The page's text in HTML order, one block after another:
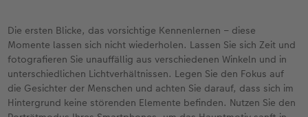
Die ersten Blicke, das vorsichtige Kennenlernen – diese
Momente lassen sich nicht wiederholen. Lassen Sie sich Zeit und
fotografieren Sie unauffällig aus verschiedenen Winkeln und in
unterschiedlichen Lichtverhältnissen. Legen Sie den Fokus auf
die Gesichter der Menschen und achten Sie darauf, dass sich im
Hintergrund keine störenden Elemente befinden. Nutzen Sie den